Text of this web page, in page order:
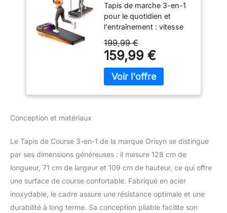
Inclinaison de 8%,
Walking Pad de
Bureau 1-8 km/h,
Moteur Silencieux
500 W, Écran LED,
Télécommande,
Charge Maximale
135 kg, Maison et
Bureau
Tapis de marche 3-en-1
pour le quotidien et
l'entraînement : vitesse
pour une marche lente
de 1 à 3 km/h pendant le
travail, une marche
rapide de 4 à 6 km/h et
sonore de ≤ 40 dB et
supporte jusqu'à 135 kg,
adapté pour
l'appartement, le bureau
à domicile et le bureau
Système
d'amortissement
199,99 €
159,99 €
Conception et matériaux
Le Tapis de Course 3-en-1 de la marque Orisyn se distingue
par ses dimensions généreuses : il mesure 128 cm de
longueur, 71 cm de largeur et 109 cm de hauteur, ce qui offre
une surface de course confortable. Fabriqué en acier
inoxydable, le cadre assure une résistance optimale et une
durabilité à long terme. Sa conception pliable facilite son